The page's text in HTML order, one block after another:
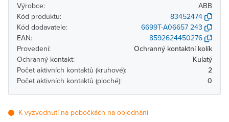
Výrobce:
ABB
Kód produktu:
83452474
Kód dodavatele:
6699T-A06657 243
EAN:
8592624450276
Provedení:
Ochranný kontaktní kolík
Ochranný kontakt:
Kulatý
Počet aktivních kontaktů (kruhové):
2
Počet aktivních kontaktů (ploché):
0
K vyzvednutí na pobočkách na objednání